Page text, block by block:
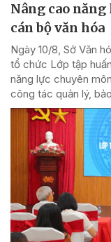
Nâng cao năng
cán bộ văn hóa
Ngày 10/8, Sở Văn
tổ chức Lớp tập
năng lực chuyên
công tác quản lý,